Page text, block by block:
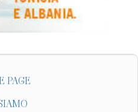
PAGE